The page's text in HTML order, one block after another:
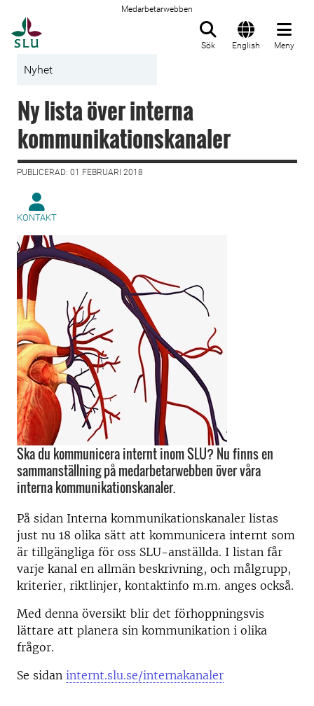
Medarbetarwebben
Sök English Meny
Nyhet
Ny lista över interna
kommunikationskanaler
PUBLICERAD: 01 FEBRUARI 2018
KONTAKT
Ska du kommunicera internt inom SLU? Nu finns en
sammanställning på medarbetarwebben över våra
interna kommunikationskanaler.
På sidan Interna kommunikationskanaler listas
just nu 18 olika sätt att kommunicera internt som
är tillgängliga för oss SLU-anställda. I listan får
varje kanal en allmän beskrivning, och målgrupp,
kriterier, riktlinjer, kontaktinfo m.m. anges också.
Med denna översikt blir det förhoppningsvis
lättare att planera sin kommunikation i olika
frågor.
Se sidan internt.slu.se/internakanaler